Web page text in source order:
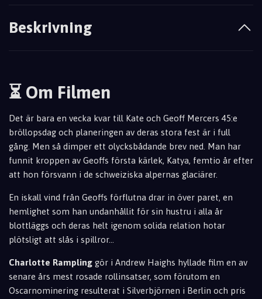
Beskrivning
⏳ Om Filmen
Det är bara en vecka kvar till Kate och Geoff Mercers 45:e
bröllopsdag och planeringen av deras stora fest är i full
gång. Men så dimper ett olycksbådande brev ned. Man har
funnit kroppen av Geoffs första kärlek, Katya, femtio år efter
att hon försvann i de schweiziska alpernas glaciärer.
En iskall vind från Geoffs förflutna drar in över paret, en
hemlighet som han undanhållit för sin hustru i alla år
blottläggs och deras helt igenom solida relation hotar
plötsligt att slås i spillror...
Charlotte Rampling gör i Andrew Haighs hyllade film en av
senare års mest rosade rollinsatser, som förutom en
Oscarnominering resulterat i Silverbjörnen i Berlin och pris